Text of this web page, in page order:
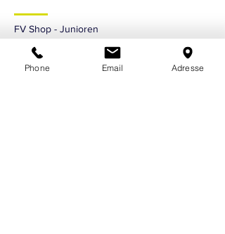
FV Shop - Junioren
FV Mitgliedschaft
Phone Email Adresse